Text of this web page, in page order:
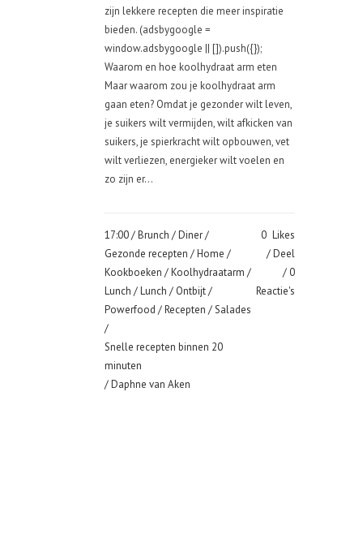
zijn lekkere recepten die meer inspiratie
bieden. (adsbygoogle =
window.adsbygoogle || []).push({});
Waarom en hoe koolhydraat arm eten
Maar waarom zou je koolhydraat arm
gaan eten? Omdat je gezonder wilt leven,
je suikers wilt vermijden, wilt afkicken van
suikers, je spierkracht wilt opbouwen, vet
wilt verliezen, energieker wilt voelen en
zo zijn er...
17:00 /Brunch /Diner/
Gezonde recepten /Home /
Kookboeken /Koolhydraatarm /
Lunch /Lunch / Ontbijt/
Powerfood /Recepten /Salades
/
Snelle recepten binnen 20
minuten
/ Daphne van Aken
0 Likes
Deel
0
Reactie's